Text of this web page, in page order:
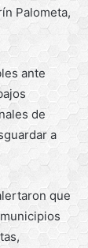
Palometa,
ante
de
a
que